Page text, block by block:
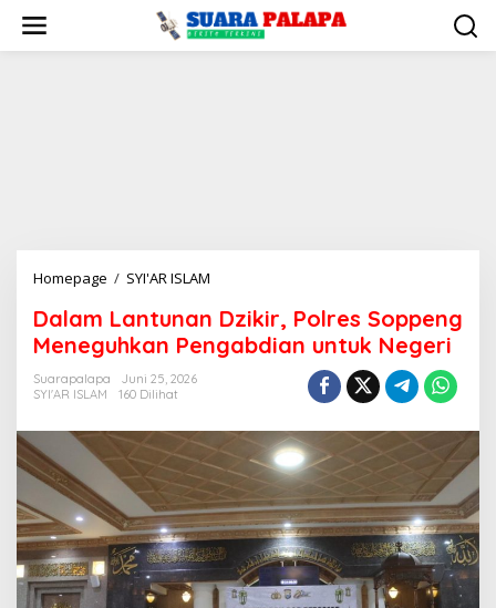
konten
Homepage / SYI'AR ISLAM
Dzikir,
Polres
untuk
Negeri
Dalam Lantunan Dzikir, Polres Soppeng
Meneguhkan Pengabdian untuk Negeri
Suarapalapa
Juni 25, 2026
SYI'AR ISLAM
160 Dilihat